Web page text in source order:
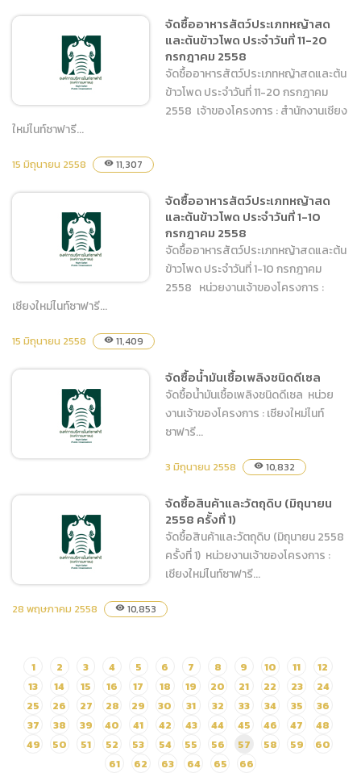
ที่21-31 กรกฎาคม 2558
จัดซื้ออาหารสัตว์ประเภทหญ้า
11-20 กรกฎาคม 2558
จัดซื้ออาหารสัตว์ประเภทหญ้าสด
และต้นข้าวโพด ประจำวันที่ 11-20
กรกฎาคม 2558
จัดซื้ออาหารสัตว์ประเภทหญ้าสดและต้น
ข้าวโพด ประจำวันที่ 11-20 กรกฎาคม
2558 เจ้าของโครงการ : สำนักงานเชียง
ใหม่ไนท์ซาฟารี...
15 มิถุนายน 2558 visibility 11,307
จัดซื้ออาหารสัตว์ประเภทหญ้า
1-10 กรกฎาคม 2558
จัดซื้ออาหารสัตว์ประเภทหญ้าสด
และต้นข้าวโพด ประจำวันที่ 1-10
กรกฎาคม 2558
จัดซื้ออาหารสัตว์ประเภทหญ้าสดและต้น
ข้าวโพด ประจำวันที่ 1-10 กรกฎาคม
2558 หน่วยงานเจ้าของโครงการ :
เชียงใหม่ไนท์ซาฟารี...
15 มิถุนายน 2558 visibility 11,409
จัดซื้อน้ำมันเชื้อเพลิงชนิด
จัดซื้อน้ำมันเชื้อเพลิงชนิดดีเซล
จัดซื้อน้ำมันเชื้อเพลิงชนิดดีเซล หน่วย
งานเจ้าของโครงการ : เชียงใหม่ไนท์
ซาฟารี...
3 มิถุนายน 2558 visibility 10,832
(มิถุนายน 2558 ครั้งที่ 1)
จัดซื้อสินค้าและวัตถุดิบ (มิถุนายน
2558 ครั้งที่ 1)
จัดซื้อสินค้าและวัตถุดิบ (มิถุนายน 2558
ครั้งที่ 1) หน่วยงานเจ้าของโครงการ :
เชียงใหม่ไนท์ซาฟารี...
28 พฤษภาคม 2558 visibility 10,853
1 2 3 4 5 6 7 8 9 10 11
12
13
14 15 16 17 18 19 20 21 22 23
24
25
26 27 28 29 30 31 32 33 34 35
36
37
38 39 40 41 42 43 44 45 46 47
48
49
50 51 52 53 54 55 56 57 58 59
60
61
62 63 64 65 66